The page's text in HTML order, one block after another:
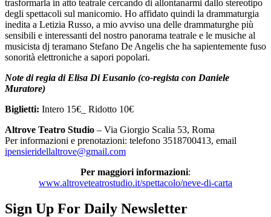
trasformarla in atto teatrale cercando di allontanarmi dallo stereotipo
degli spettacoli sul manicomio. Ho affidato quindi la drammaturgia
inedita a Letizia Russo, a mio avviso una delle drammaturghe più
sensibili e interessanti del nostro panorama teatrale e le musiche al
musicista dj teramano Stefano De Angelis che ha sapientemente fuso
sonorità elettroniche a sapori popolari.
Note di regia di Elisa Di Eusanio (co-regista con Daniele
Muratore)
Biglietti: Intero 15€_ Ridotto 10€
Altrove Teatro Studio – Via Giorgio Scalia 53, Roma
Per informazioni e prenotazioni: telefono 3518700413, email
ipensieridellaltrove@gmail.com
Per maggiori informazioni:
www.altroveteatrostudio.it/spettacolo/neve-di-carta
Sign Up For Daily Newsletter